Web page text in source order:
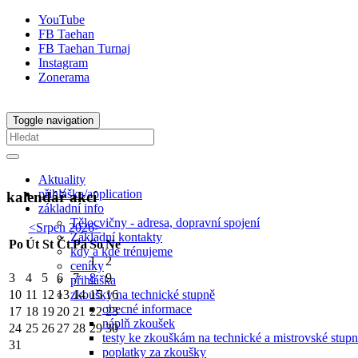
YouTube
FB Taehan
FB Taehan Turnaj
Instagram
Zonerama
Toggle navigation
Aktuality
přihláška/application
základní info
Tělocvičny - adresa, dopravní spojení
Základní kontakty
kdy a kde trénujeme
ceníky
přihláška
zkoušky na technické stupně
obecné informace
náplň zkoušek
testy ke zkouškám na technické a mistrovské
poplatky za zkoušky
kalendář akcí
<Srpen 2026>
PoÚt St ČtPáSoNe
1
2
3
4 5 6 7 8
9
10 11 1213 14 15 16
17 18 1920 21 22 23
24 25 2627 28 29 30
31